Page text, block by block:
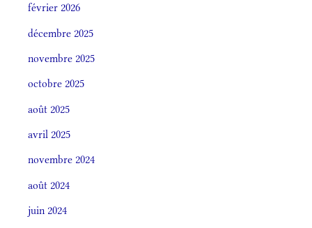
février 2026
décembre 2025
novembre 2025
octobre 2025
août 2025
avril 2025
novembre 2024
août 2024
juin 2024